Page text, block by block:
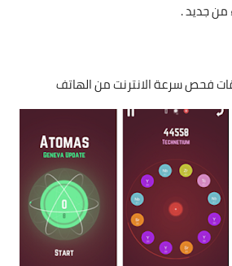
من جديد .
فحص سرعة الانترنت من الهاتف